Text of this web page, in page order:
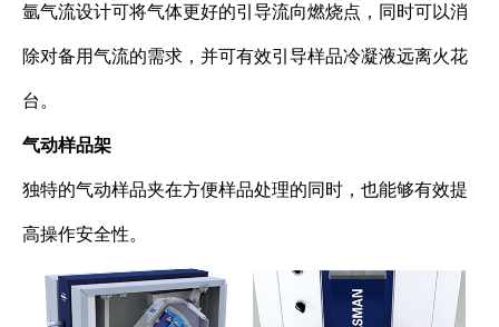
氩气流设计可将气体更好的引导流向燃烧点，同时可以消
除对备用气流的需求，并可有效引导样品冷凝液远离火花
台。
气动样品架
独特的气动样品夹在方便样品处理的同时，也能够有效提
高操作安全性。